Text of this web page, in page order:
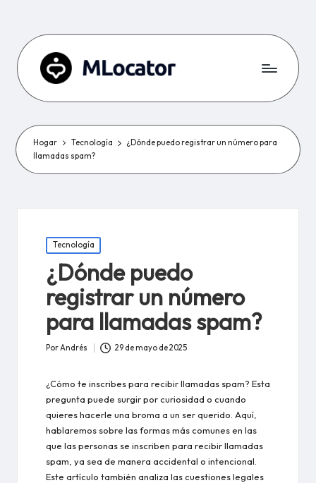
Hogar Tecnología
¿Dónde puedo registrar un número para
llamadas spam?
Publicado
en
Tecnología
¿Dónde puedo
registrar un número
para llamadas spam?
Publicado
PorAndrés 29 de mayo de 2025
¿Cómo te inscribes para recibir llamadas spam? Esta
pregunta puede surgir por curiosidad o cuando
quieres hacerle una broma a un ser querido. Aquí,
hablaremos sobre las formas más comunes en las
que las personas se inscriben para recibir llamadas
spam, ya sea de manera accidental o intencional.
Este artículo también analiza las cuestiones legales